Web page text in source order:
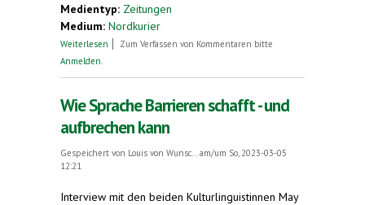
Medientyp: Zeitungen
Medium: Nordkurier
Weiterlesen über 82–Jährige unterrichtet die Weltsprache
Zum Verfassen von Kommentaren bitte
Anmelden
Wie Sprache Barrieren schafft - und
aufbrechen kann
Gespeichert von Louis von Wunsc...
am/um So, 2023-03-05
12:21
Interview mit den beiden Kulturlinguistinnen May